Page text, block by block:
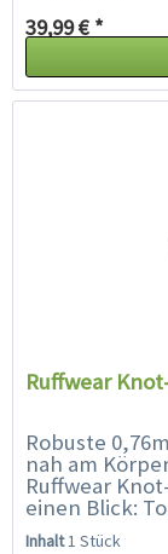
39,99 € *
Ruffwear
Robuste
nah am
Ruffwear
einen Blick:
praktischer...
Inhalt1 Stück